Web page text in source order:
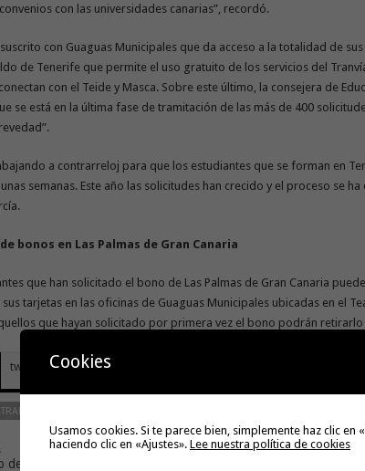
con las universidades canarias”, recordó.
con Guaguas Municipales que da acceso a la totalidad de
de Tenerife que permite el uso gratuito de los servicios del
con el Teide y Masca. Sobre este último, la consejera de
se está en la última fase de tramitación de las más de 400
a contrarreloj para que los estudiantes que se forman en
semanas. Este año las solicitudes han crecido y el proceso se
bonos en Las Palmas de Gran Canaria
que han solicitado el bono de Las Palmas de Gran Canaria
tarjetas en las oficinas de Guaguas Municipales ubicadas en el
que hayan solicitado por primera vez el bono podrán
tweet
GRATUITO
destaca el marcado
Cookies
Usamos cookies. Si te parece bien, simplemente haz clic
haciendo clic en «Ajustes». Lee nuestra política de cookies